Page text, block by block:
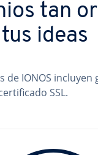
tan
ideas
de IONOS
SSL.